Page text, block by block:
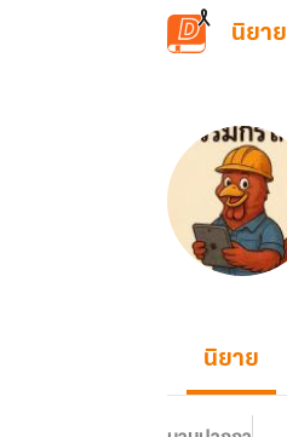
ข้ามไปยังเนื้อหาหลัก
นิยาย
นิยาย